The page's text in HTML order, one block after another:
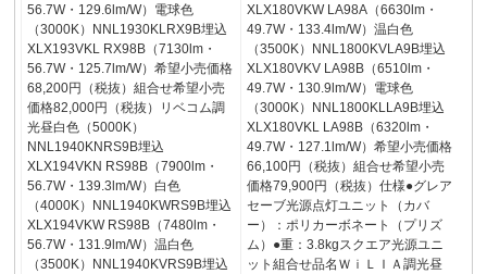
56.7W・129.6lm/W）電球色
（3000K）NNL1930KLRX9B埋込
XLX193VKL RX98B（7130lm・
56.7W・125.7lm/W）希望小売価格
68,200円（税抜）組合せ希望小売
価格82,000円（税抜）リベコム調
光昼白色（5000K）
NNL1940KNRS9B埋込
XLX194VKN RS98B（7900lm・
56.7W・139.3lm/W）白色
（4000K）NNL1940KWRS9B埋込
XLX194VKW RS98B（7480lm・
56.7W・131.9lm/W）温白色
（3500K）NNL1940KVRS9B埋込
XLX180VKW LA98A（6630lm・
49.7W・133.4lm/W）温白色
（3500K）NNL1800KVLA9B埋込
XLX180VKV LA98B（6510lm・
49.7W・130.9lm/W）電球色
（3000K）NNL1800KLLA9B埋込
XLX180VKL LA98B（6320lm・
49.7W・127.1lm/W）希望小売価格
66,100円（税抜）組合せ希望小売
価格79,900円（税抜）仕様●グレア
セーブ光源点灯ユニット（カバ
ー）：ポリカーボネート（プリズ
ム）●重：3.8kgスクエア光源ユニ
ット組合せ品名ＷｉＬＩＡ調光昼